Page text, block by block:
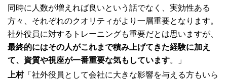
同時に人数が増えれば良いという話でなく、実効性ある
方々、それぞれのクオリティがより一層重要となります。
社外役員に対するトレーニングも重要だとは思いますが、
最終的にはその人がこれまで積み上げてきた経験に加え
て、資質や視座が一番重要な気もしています。」
上村「社外役員として会社に大きな影響を与える方もいら